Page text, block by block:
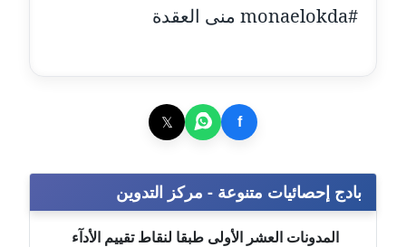
مدونة أماني بالحاج
معلق
مدونة أماني عبد السلام
مدونة أماني عز الدين
مدونة أمل الجزائرية
متوفي
#monaelokda منى العقدة
f
𝕏
بادج إحصائيات متنوعة - مركز التدوين
المدونات العشر الأولى طبقا لنقاط تقييم الأدآء